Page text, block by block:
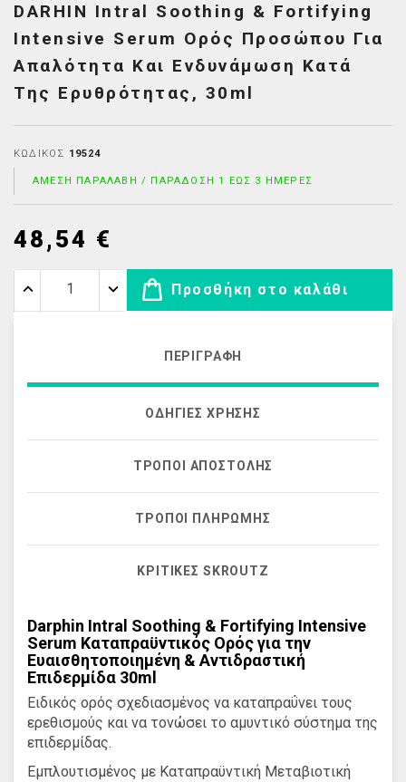
DARHIN Intral Soothing & Fortifying
Intensive Serum Ορός Προσώπου Για
Απαλότητα Και Ενδυνάμωση Κατά
Της Ερυθρότητας, 30ml
ΚΩΔΙΚΌΣ 19524
ΆΜΕΣΗ ΠΑΡΑΛΑΒΉ / ΠΑΡΆΔΟΣΗ 1 ΈΩΣ 3 ΗΜΈΡΕΣ
48,54 €
Προσθήκη στο καλάθι
ΠΕΡΙΓΡΑΦΉ
ΟΔΗΓΊΕΣ ΧΡΉΣΗΣ
ΤΡΌΠΟΙ ΑΠΟΣΤΟΛΉΣ
ΤΡΌΠΟΙ ΠΛΗΡΩΜΉΣ
ΚΡΙΤΙΚΈΣ SKROUTZ
Darphin Intral Soothing & Fortifying Intensive
Serum Καταπραϋντικός Ορός για την
Ευαισθητοποιημένη & Αντιδραστική
Επιδερμίδα 30ml
Ειδικός ορός σχεδιασμένος να καταπραΰνει τους
ερεθισμούς και να τονώσει το αμυντικό σύστημα της
επιδερμίδας.
Εμπλουτισμένος με Καταπραϋντική Μεταβιοτική